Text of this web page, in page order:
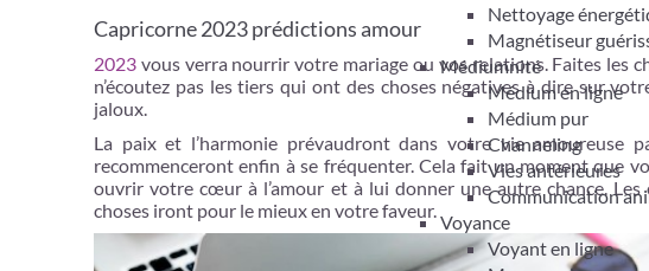
Nettoyage
Magnétiseur
Médiumnité
Médium en ligne
Médium pur
Channeling
Vies antérieures
Communication
Voyance
Voyant en ligne
Capricorne 2023 prédictions amour
2023 vous verra nourrir votre mariage ou vos relations. Faites les
n’écoutez pas les tiers qui ont des choses négatives à dire sur
jaloux.
La paix et l’harmonie prévaudront dans votre vie amoureuse
recommenceront enfin à se fréquenter. Cela fait un moment que
ouvrir votre cœur à l’amour et à lui donner une autre chance.
choses iront pour le mieux en votre faveur.